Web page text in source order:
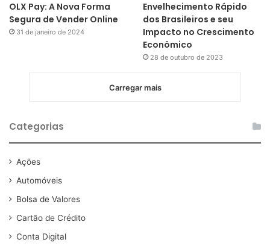
OLX Pay: A Nova Forma
Segura de Vender Online
31 de janeiro de 2024
Envelhecimento Rápido
dos Brasileiros e seu
Impacto no Crescimento
Econômico
28 de outubro de 2023
Carregar mais
Categorias
Ações
Automóveis
Bolsa de Valores
Cartão de Crédito
Conta Digital